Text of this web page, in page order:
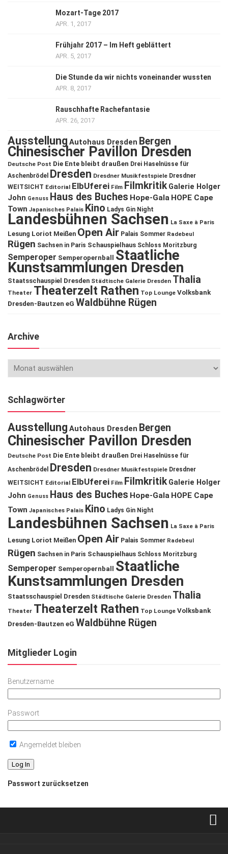
Mozart-Tage 2017
APR. 1, 2017
Frühjahr 2017 – Im Heft geblättert
APR. 5, 2017
Die Stunde da wir nichts voneinander wussten
APR. 8, 2017
Rauschhafte Rachefantasie
APR. 26, 2017
Ausstellung Autohaus Dresden Bergen
Chinesischer Pavillon Dresden
Deutsche Post Die Ente bleibt draußen Drei Haselnüsse für
Aschenbrödel
Dresden Dresdner Musikfestspiele Dresdner
WEITSICHT Editorial ElbUferei Film Filmkritik Galerie Holger
John Genuss Haus des Buches Hope-Gala HOPE Cape
Town Japanisches Palais Kino Ladys Gin Night
Landesbühnen Sachsen La Saxe à Paris
Lesung Loriot Meißen Open Air Palais Sommer Radebeul
Rügen Sachsen in Paris Schauspielhaus Schloss Moritzburg
Semperoper Semperopernball Staatliche
Kunstsammlungen Dresden
Staatsschauspiel Dresden Städtische Galerie Dresden Thalia
Theater Theaterzelt Rathen Top Lounge Volksbank
Dresden-Bautzen eG Waldbühne Rügen
Archive
Schlagwörter
Ausstellung Autohaus Dresden Bergen
Chinesischer Pavillon Dresden
Deutsche Post Die Ente bleibt draußen Drei Haselnüsse für
Aschenbrödel
Dresden Dresdner Musikfestspiele Dresdner
WEITSICHT Editorial ElbUferei Film Filmkritik Galerie Holger
John Genuss Haus des Buches Hope-Gala HOPE Cape
Town Japanisches Palais Kino Ladys Gin Night
Landesbühnen Sachsen La Saxe à Paris
Lesung Loriot Meißen Open Air Palais Sommer Radebeul
Rügen Sachsen in Paris Schauspielhaus Schloss Moritzburg
Semperoper Semperopernball
Staatliche
Kunstsammlungen Dresden
Staatsschauspiel Dresden Städtische Galerie Dresden Thalia
Theater Theaterzelt Rathen Top Lounge Volksbank
Dresden-Bautzen eG Waldbühne Rügen
Mitglieder Login
Benutzername
Passwort
Angemeldet bleiben
Passwort zurücksetzen